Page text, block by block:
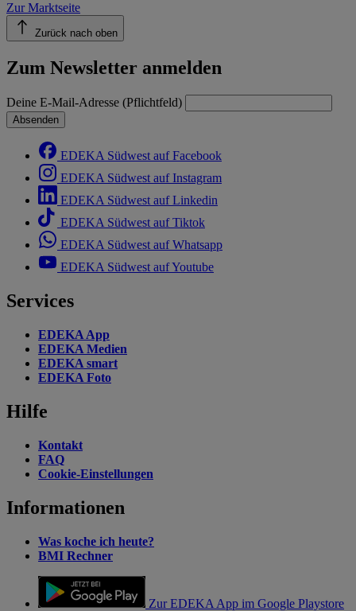
Zur Marktseite
Zurück nach oben
Zum Newsletter anmelden
Deine E-Mail-Adresse (Pflichtfeld)
Absenden
EDEKA Südwest auf Facebook
EDEKA Südwest auf Instagram
EDEKA Südwest auf Linkedin
EDEKA Südwest auf Tiktok
EDEKA Südwest auf Whatsapp
EDEKA Südwest auf Youtube
Services
EDEKA App
EDEKA Medien
EDEKA smart
EDEKA Foto
Hilfe
Kontakt
FAQ
Cookie-Einstellungen
Informationen
Was koche ich heute?
BMI Rechner
Zur EDEKA App im Google Playstore